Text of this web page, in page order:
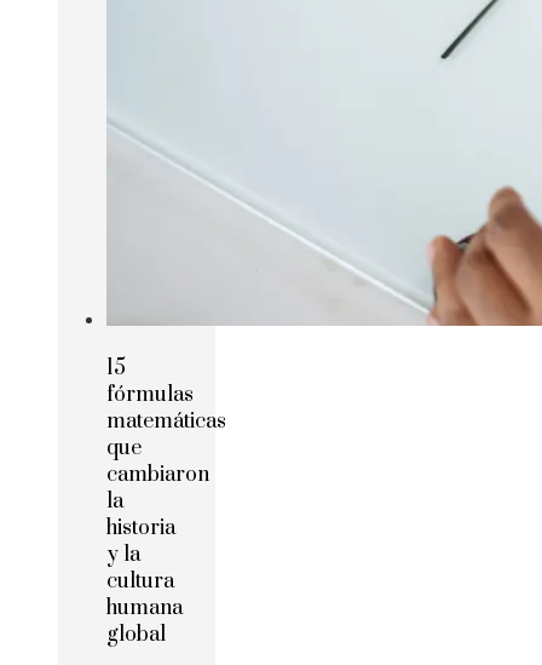
15
fórmulas
matemáticas
que
cambiaron
la
historia
y la
cultura
humana
global